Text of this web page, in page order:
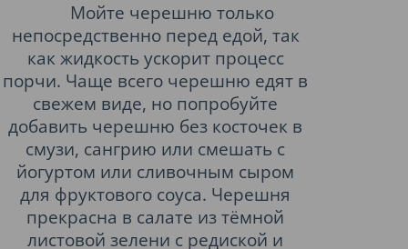
Мойте черешню только
непосредственно перед едой, так
как жидкость ускорит процесс
порчи. Чаще всего черешню едят в
свежем виде, но попробуйте
добавить черешню без косточек в
смузи, сангрию или смешать с
йогуртом или сливочным сыром
для фруктового соуса. Черешня
прекрасна в салате из тёмной
листовой зелени с редиской и